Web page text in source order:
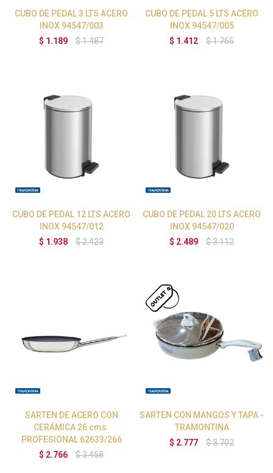
CUBO DE PEDAL 3 LTS ACERO
INOX 94547/003
$ 1.189 $1.487
CUBO DE PEDAL 5 LTS ACERO
INOX 94547/005
$ 1.412 $1.765
CUBO DE PEDAL 12 LTS ACERO
INOX 94547/012
$ 1.938 $2.423
CUBO DE PEDAL 20 LTS ACERO
INOX 94547/020
$ 2.489 $3.112
SARTEN DE ACERO CON
CERÁMICA 26 cms.
PROFESIONAL 62633/266
$ 2.766 $3.458
SARTEN CON MANGOS Y TAPA -
TRAMONTINA
$ 2.777 $3.702